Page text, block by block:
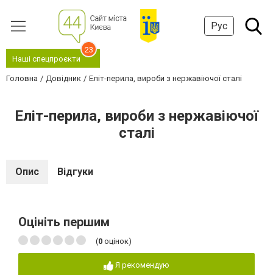
Рус
Наші спецпроєкти
23
Головна Довідник Еліт-перила, вироби з нержавіючої сталі
Еліт-перила, вироби з нержавіючої
сталі
Опис Відгуки
Оцініть першим
(0 оцінок)
Я рекомендую